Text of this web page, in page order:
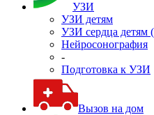
УЗИ
УЗИ детям
УЗИ сердца детям
Нейросонография
-
Подготовка к УЗИ
Вызов на дом